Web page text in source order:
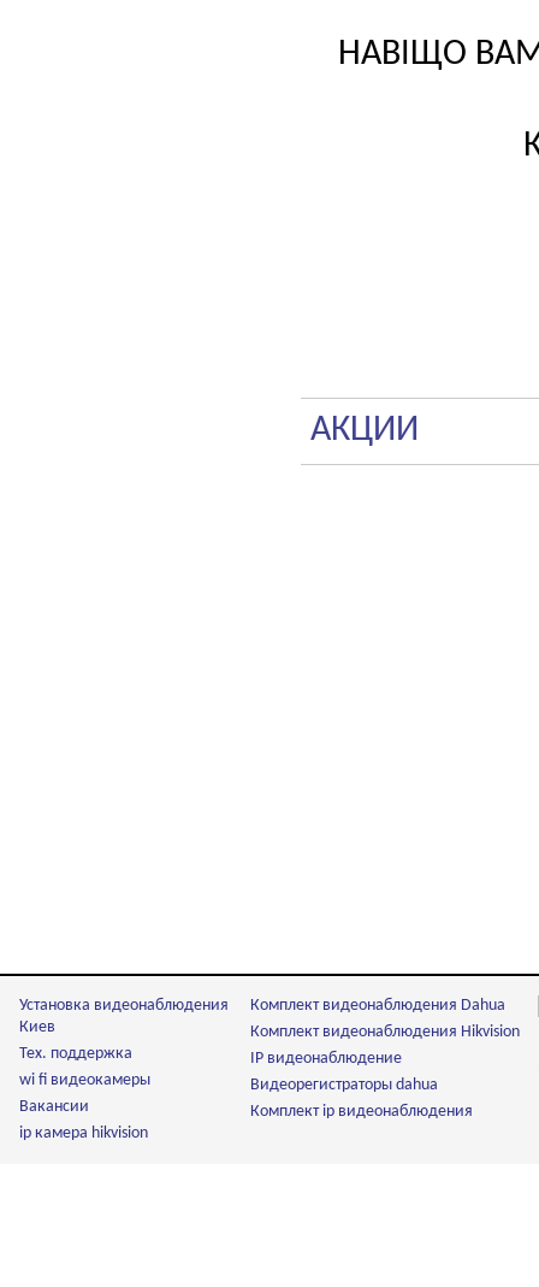
НАВІЩО
АКЦИИ
Установка видеонаблюдения
Киев
Тех. поддержка
wi fi видеокамеры
Вакансии
ip камера hikvision
Комплект видеонаблюдения Dahua
Комплект видеонаблюдения Hikvision
IP видеонаблюдение
Видеорегистраторы dahua
Комплект ip видеонаблюдения